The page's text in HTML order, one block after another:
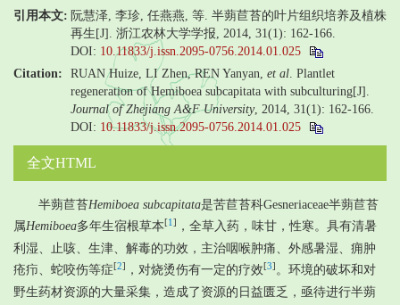
引用本文: 阮慧泽, 李珍, 任燕燕, 等. 半蒴苣苔的叶片组织培养及植株
再生[J]. 浙江农林大学学报, 2014, 31(1): 162-166.
DOI: 10.11833/j.issn.2095-0756.2014.01.025
Citation:
RUAN Huize, LI Zhen, REN Yanyan, et al . Plantlet
regeneration of Hemiboea subcapitata with subculturing[J].
Journal of Zhejiang A&F University, 2014, 31(1): 162-166.
DOI: 10.11833/j.issn.2095-0756.2014.01.025
全文HTML
半蒴苣苔Hemiboea subcapitata是苦苣苔科Gesneriaceae半蒴苣苔
属Hemiboea多年生宿根草本[1 ]
，全草入药，味甘，性寒。具有清暑
利湿、止咳、生津、解毒的功效，主治咽喉肿痛、外感暑湿、痈肿
疮疖、蛇咬伤等症[2] ，对烧烫伤有一定的疗效[3] 。环境的破坏和对
野生药材资源的大量采集，造成了资源的日益匮乏，亟待进行半蒴